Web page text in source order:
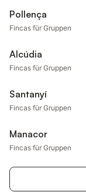
Pollença
Fincas für Gruppen
Alcúdia
Fincas für Gruppen
Santanyí
Fincas für Gruppen
Manacor
Fincas für Gruppen